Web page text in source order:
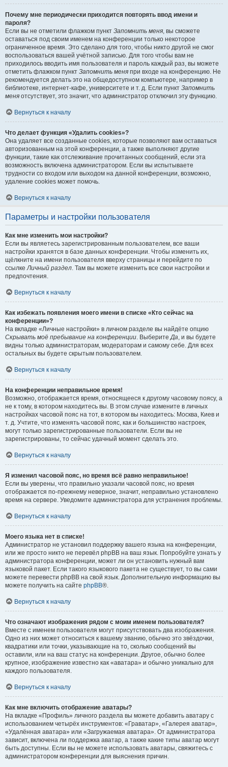
Почему мне периодически приходится повторять ввод имени и
пароля?
Если вы не отметили флажком пункт Запомнить меня, вы сможете
оставаться под своим именем на конференции только некоторое
ограниченное время. Это сделано для того, чтобы никто другой не смог
воспользоваться вашей учётной записью. Для того чтобы вам не
приходилось вводить имя пользователя и пароль каждый раз, вы можете
отметить флажком пункт Запомнить меня при входе на конференцию. Не
рекомендуется делать это на общедоступном компьютере, например в
библиотеке, интернет-кафе, университете и т. д. Если пункт Запомнить
меня отсутствует, это значит, что администратор отключил эту функцию.
Вернуться к началу
Что делает функция «Удалить cookies»?
Она удаляет все созданные cookies, которые позволяют вам оставаться
авторизованным на этой конференции, а также выполняют другие
функции, такие как отслеживание прочитанных сообщений, если эта
возможность включена администратором. Если вы испытываете
трудности со входом или выходом на данной конференции, возможно,
удаление cookies может помочь.
Вернуться к началу
Параметры и настройки пользователя
Как мне изменить мои настройки?
Если вы являетесь зарегистрированным пользователем, все ваши
настройки хранятся в базе данных конференции. Чтобы изменить их,
щёлкните на имени пользователя вверху страницы и перейдите по
ссылкеЛичный раздел. Там вы можете изменить все свои настройки и
предпочтения.
Вернуться к началу
Как избежать появления моего имени в списке «Кто сейчас на
конференции»?
На вкладке «Личные настройки» в личном разделе вы найдёте опцию
Скрывать моё пребывание на конференции. ВыберитеДа, и вы будете
видны только администраторам, модераторам и самому себе. Для всех
остальных вы будете скрытым пользователем.
Вернуться к началу
На конференции неправильное время!
Возможно, отображается время, относящееся к другому часовому поясу, а
не к тому, в котором находитесь вы. В этом случае измените в личных
настройках часовой пояс на тот, в котором вы находитесь: Москва, Киев и
т. д. Учтите, что изменять часовой пояс, как и большинство настроек,
могут только зарегистрированные пользователи. Если вы не
зарегистрированы, то сейчас удачный момент сделать это.
Вернуться к началу
Я изменил часовой пояс, но время всё равно неправильное!
Если вы уверены, что правильно указали часовой пояс, но время
отображается по-прежнему неверное, значит, неправильно установлено
время на сервере. Уведомите администратора для устранения проблемы.
Вернуться к началу
Моего языка нет в списке!
Администратор не установил поддержку вашего языка на конференции,
или же просто никто не перевёл phpBB на ваш язык. Попробуйте узнать у
администратора конференции, может ли он установить нужный вам
языковой пакет. Если такого языкового пакета не существует, то вы сами
можете перевести phpBB на свой язык. Дополнительную информацию вы
можете получить на сайте phpBB®.
Вернуться к началу
Что означают изображения рядом с моим именем пользователя?
Вместе с именем пользователя могут присутствовать два изображения.
Одно из них может относиться к вашему званию, обычно это звёздочки,
квадратики или точки, указывающие на то, сколько сообщений вы
оставили, или на ваш статус на конференции. Другое, обычно более
крупное, изображение известно как «аватара» и обычно уникально для
каждого пользователя.
Вернуться к началу
Как мне включить отображение аватары?
На вкладке «Профиль» личного раздела вы можете добавить аватару с
использованием четырёх инструментов: «Граватар», «Галерея аватар»,
«Удалённая аватара» или «Загружаемая аватара». От администратора
зависит, включена ли поддержка аватар, а также какие типы аватар могут
быть доступны. Если вы не можете использовать аватары, свяжитесь с
администратором конференции для выяснения причин.